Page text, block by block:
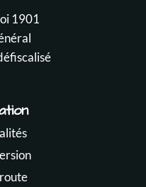
1901